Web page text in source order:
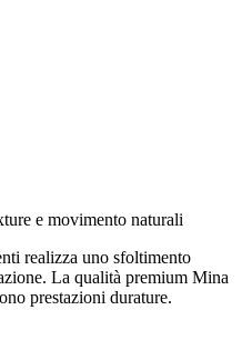
e movimento naturali
realizza uno sfoltimento
La qualità premium Mina
prestazioni durature.